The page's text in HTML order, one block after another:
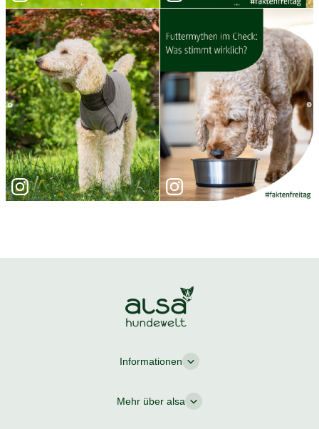
Informationen
Mehr über alsa